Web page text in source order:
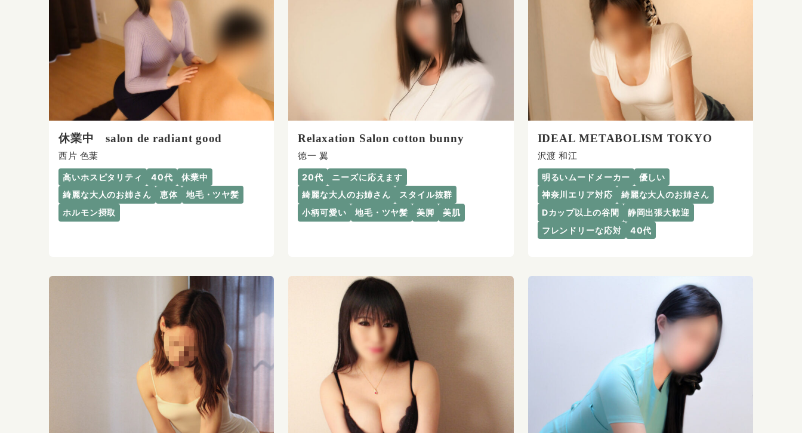
休業中 salon de radiant good
西片 色葉
高いホスピタリティ 40代
休業中
綺麗な大人のお姉さん
恵体
地毛・ツヤ髪
ホルモン摂取
Relaxation Salon cotton bunny
徳一 翼
20代
ニーズに応えます
綺麗な大人のお姉さん
スタイル抜群
小柄可愛い
地毛・ツヤ髪 美脚 美肌
IDEAL METABOLISM TOKYO
沢渡 和江
明るいムードメーカー
優しい
神奈川エリア対応
綺麗な大人のお姉さん
Dカップ以上の谷間
静岡出張大歓迎
フレンドリーな応対
40代